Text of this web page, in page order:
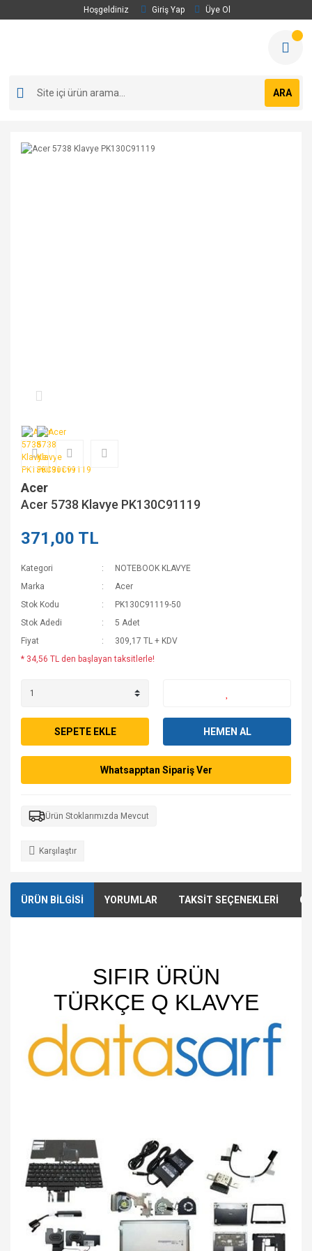
Hoşgeldiniz Giriş Yap Üye Ol
ARA
Acer
Acer 5738 Klavye PK130C91119
371,00 TL
Kategori
NOTEBOOK KLAVYE
Marka
Acer
Stok Kodu
PK130C91119-50
Stok Adedi
5 Adet
Fiyat
309,17 TL + KDV
* 34,56 TL den başlayan taksitlerle!
SEPETE EKLE HEMEN AL
Whatsapptan Sipariş Ver
Ürün Stoklarımızda Mevcut
Karşılaştır
ÜRÜN BİLGİSİ YORUMLAR TAKSİT SEÇENEKLERİ
SIFIR ÜRÜN
TÜRKÇE Q KLAVYE